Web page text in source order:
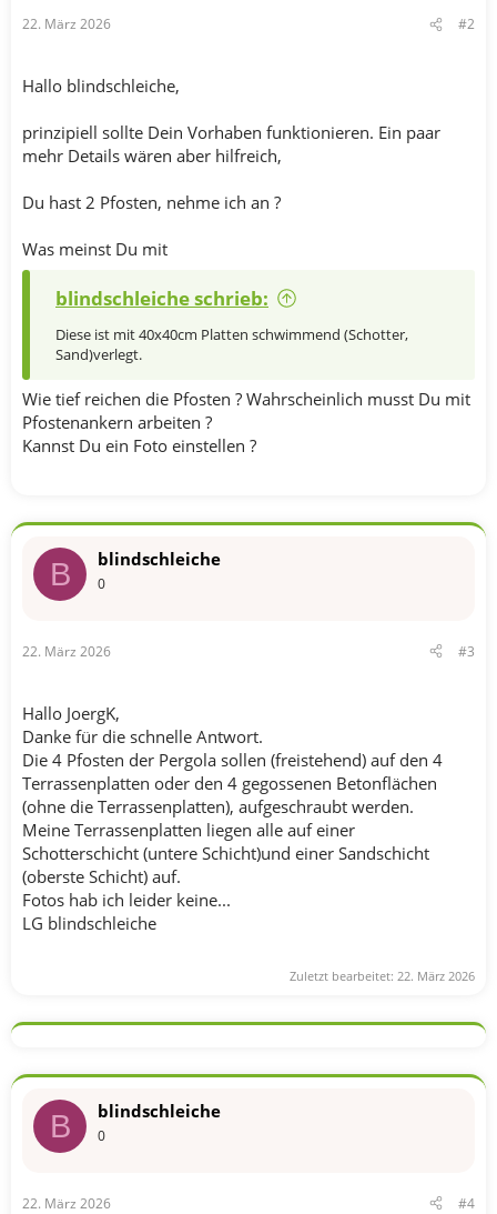
22. März 2026 #2
Hallo blindschleiche,
prinzipiell sollte Dein Vorhaben funktionieren. Ein paar
mehr Details wären aber hilfreich,
Du hast 2 Pfosten, nehme ich an ?
Was meinst Du mit
blindschleiche schrieb:
Diese ist mit 40x40cm Platten schwimmend (Schotter,
Sand)verlegt.
Wie tief reichen die Pfosten ? Wahrscheinlich musst Du mit
Pfostenankern arbeiten ?
Kannst Du ein Foto einstellen ?
B blindschleiche
0
22. März 2026 #3
Hallo JoergK,
Danke für die schnelle Antwort.
Die 4 Pfosten der Pergola sollen (freistehend) auf den 4
Terrassenplatten oder den 4 gegossenen Betonflächen
(ohne die Terrassenplatten), aufgeschraubt werden.
Meine Terrassenplatten liegen alle auf einer
Schotterschicht (untere Schicht)und einer Sandschicht
(oberste Schicht) auf.
Fotos hab ich leider keine...
LG blindschleiche
Zuletzt bearbeitet: 22. März 2026
B blindschleiche
0
22. März 2026 #4